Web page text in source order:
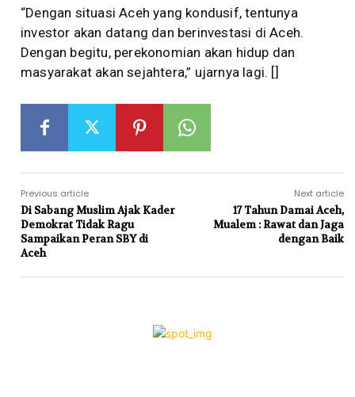
“Dengan situasi Aceh yang kondusif, tentunya
investor akan datang dan berinvestasi di Aceh.
Dengan begitu, perekonomian akan hidup dan
masyarakat akan sejahtera,” ujarnya lagi. []
Previous article
Di Sabang Muslim Ajak Kader
Demokrat Tidak Ragu
Sampaikan Peran SBY di
Aceh
Next article
17 Tahun Damai Aceh,
Mualem : Rawat dan Jaga
dengan Baik